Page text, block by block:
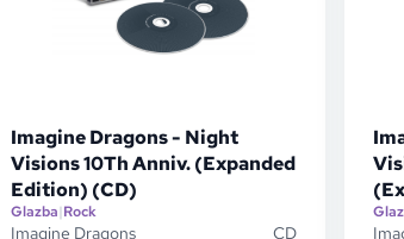
Imagine Dragons - Night
Visions 10Th Anniv. (Expanded
Edition) (CD)
Glazba|Rock
Imagine Dragons
CD